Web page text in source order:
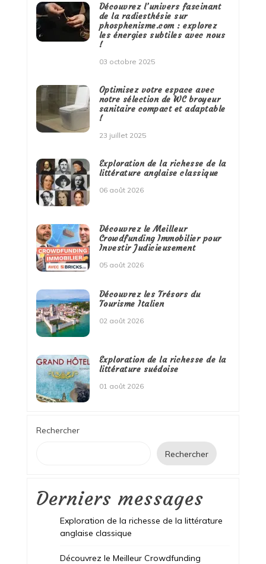
Découvrez l’univers fascinant
de la radiesthésie sur
phosphenisme.com : explorez
les énergies subtiles avec nous
!
03 octobre 2025
Optimisez votre espace avec
notre sélection de WC broyeur
sanitaire compact et adaptable
!
23 juillet 2025
Exploration de la richesse de la
littérature anglaise classique
06 août 2026
Découvrez le Meilleur
Crowdfunding Immobilier pour
Investir Judicieusement
05 août 2026
Découvrez les Trésors du
Tourisme Italien
02 août 2026
Exploration de la richesse de la
littérature suédoise
01 août 2026
Rechercher
Rechercher
Derniers messages
Exploration de la richesse de la littérature
anglaise classique
Découvrez le Meilleur Crowdfunding